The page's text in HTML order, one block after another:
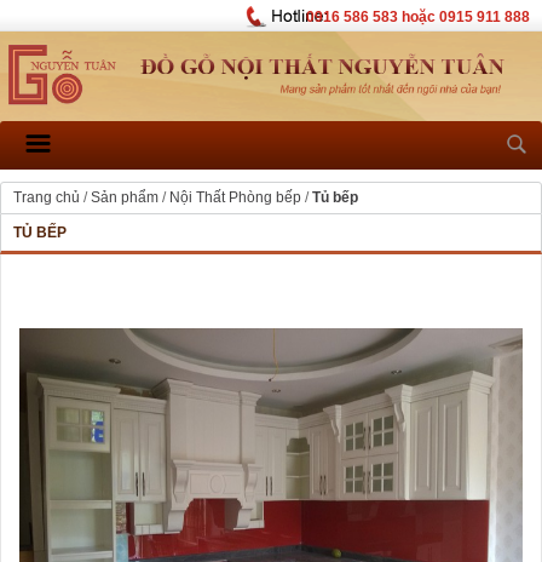
0916 586 583 hoặc 0915 911 888
Trang chủ /Sản phẩm / Nội Thất Phòng bếp /Tủ bếp
TỦ BẾP